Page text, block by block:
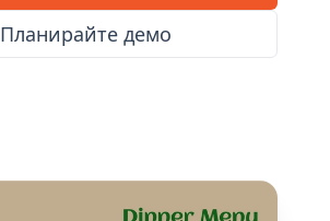
Планирайте демо